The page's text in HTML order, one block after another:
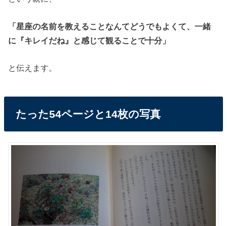
「星座の名前を教えることなんてどうでもよくて、一緒
に『キレイだね』と感じて観ることで十分」
と伝えます。
たった54ページと14枚の写真